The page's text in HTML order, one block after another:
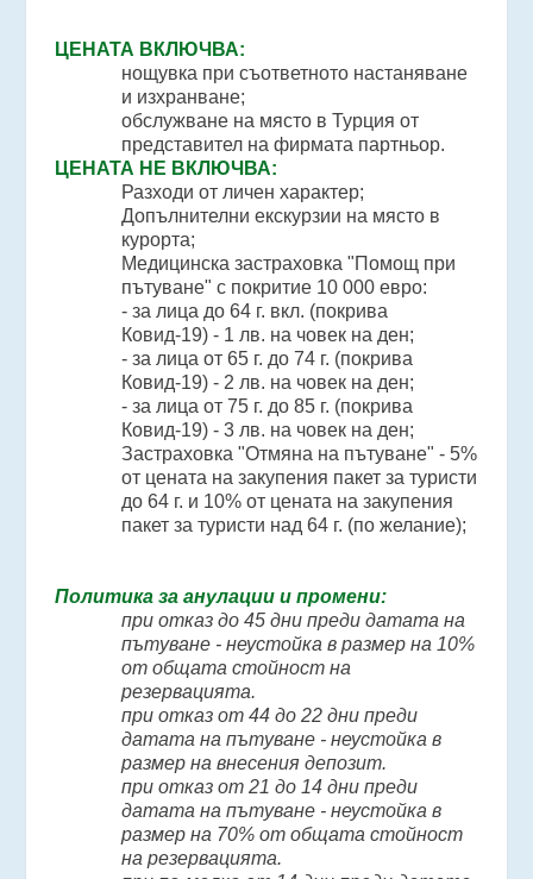
ЦЕНАТА ВКЛЮЧВА:
нощувка при съответното настаняване
и изхранване;
обслужване на място в Турция от
представител на фирмата партньор.
ЦЕНАТА НЕ ВКЛЮЧВА:
Разходи от личен характер;
Допълнителни екскурзии на място в
курорта;
Медицинска застраховка "Помощ при
пътуване" с покритие 10 000 еврo:
- за лица до 64 г. вкл. (покрива
Ковид-19) - 1 лв. на човек на ден;
- за лица от 65 г. до 74 г. (покрива
Ковид-19) - 2 лв. на човек на ден;
- за лица от 75 г. до 85 г. (покрива
Ковид-19) - 3 лв. на човек на ден;
Застраховка "Отмяна на пътуване" - 5%
от цената на закупения пакет за туристи
до 64 г. и 10% от цената на закупения
пакет за туристи над 64 г. (по желание);
Политика за анулации и промени:
при отказ до 45 дни преди датата на
пътуване - неустойка в размер на 10%
от общата стойност на
резервацията.
при отказ от 44 до 22 дни преди
датата на пътуване - неустойка в
размер на внесения депозит.
при отказ от 21 до 14 дни преди
датата на пътуване - неустойка в
размер на 70% от общата стойност
на резервацията.